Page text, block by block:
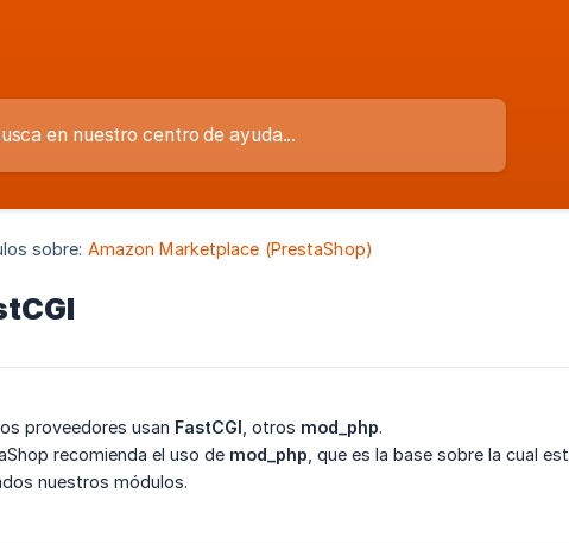
sobre: Amazon Marketplace (PrestaShop)
proveedores usan FastCGI , otros mod_php.
recomienda el uso de mod_php , que es la base sobre la cual
nuestros módulos.